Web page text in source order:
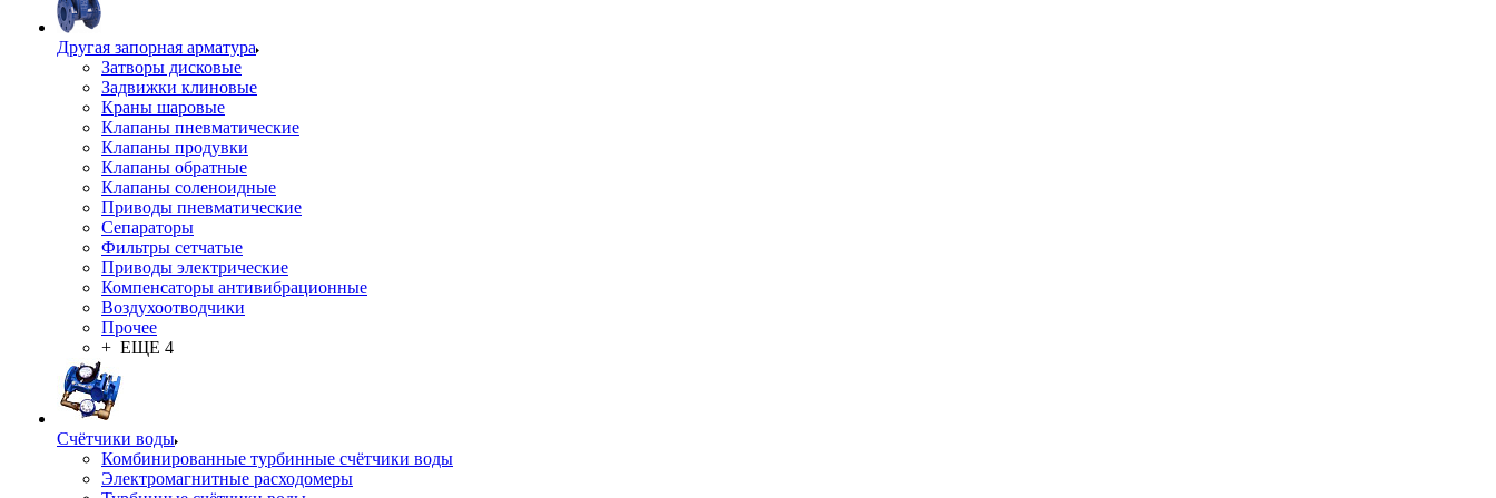
Другая запорная арматура
Затворы дисковые
Задвижки клиновые
Краны шаровые
Клапаны пневматические
Клапаны продувки
Клапаны обратные
Клапаны соленоидные
Приводы пневматические
Сепараторы
Фильтры сетчатые
Приводы электрические
Компенсаторы антивибрационные
Воздухоотводчики
Прочее
+ ЕЩЕ 4
Счётчики воды
Комбинированные турбинные счётчики воды
Электромагнитные расходомеры